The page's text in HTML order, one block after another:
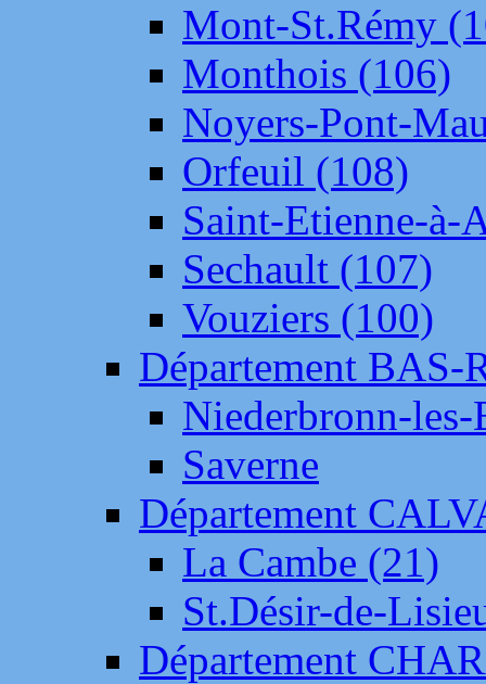
Mont-St.Rémy
Monthois (106)
Noyers-Pont-
Orfeuil (108)
Saint-Etienne-à-
Sechault (107)
Vouziers (100)
Département BAS-
Niederbronn-
Saverne
Département
La Cambe (21)
St.Désir-de-
Département